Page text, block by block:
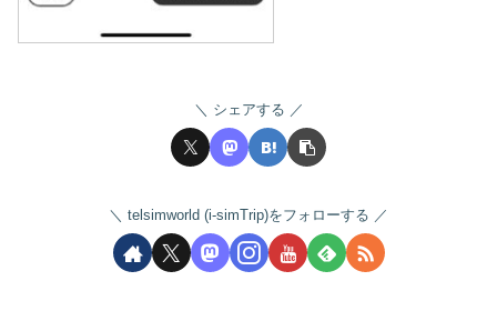
シェアする
telsimworld (i-simTrip)をフォローする